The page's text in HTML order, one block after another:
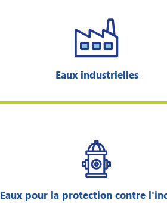
Eaux industrielles
Eaux pour la protection contre